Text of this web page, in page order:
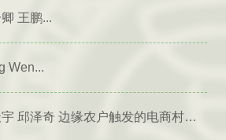
王鹏...
Wen...
乔天宇 邱泽奇 边缘农户触发的电商村形成